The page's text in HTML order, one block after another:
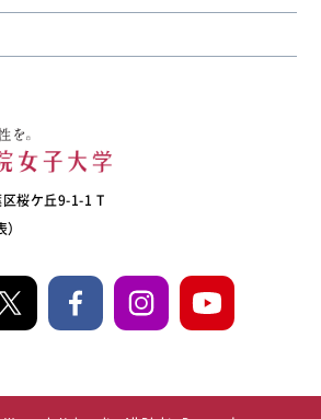
桜ケ丘9-1-1 T